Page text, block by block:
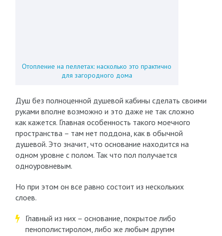
Отопление на пеллетах: насколько это практично
для загородного дома
Душ без полноценной душевой кабины сделать своими
руками вполне возможно и это даже не так сложно
как кажется. Главная особенность такого моечного
пространства – там нет поддона, как в обычной
душевой. Это значит, что основание находится на
одном уровне с полом. Так что пол получается
одноуровневым.
Но при этом он все равно состоит из нескольких
слоев.
Главный из них – основание, покрытое либо
пенополистиролом, либо же любым другим